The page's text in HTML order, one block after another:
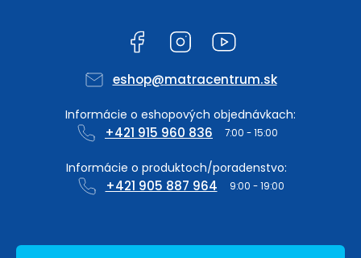
Facebook Instagram
eshop@matracentrum.sk
+421 915 960 836
+421 905 887 964